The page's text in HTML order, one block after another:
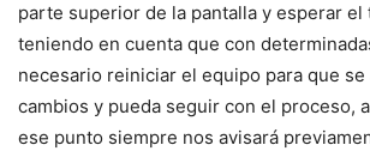
parte superior de la pantalla y esperar el
teniendo en cuenta que con
necesario reiniciar el equipo para que
cambios y pueda seguir con el proceso,
ese punto siempre nos avisará